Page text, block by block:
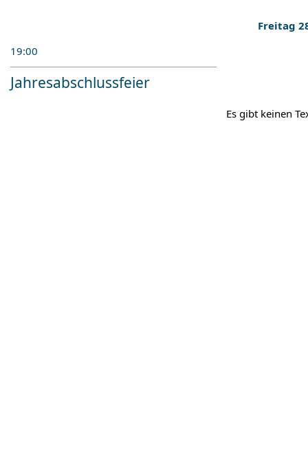
Freitag
19:00
Jahresabschlussfeier
Es gibt keinen